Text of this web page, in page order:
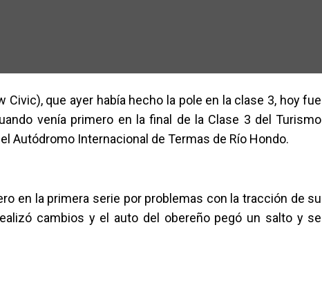
Civic), que ayer había hecho la pole en la clase 3, hoy fue
venía primero en la final de la Clase 3 del Turismo
Autódromo Internacional de Termas de Río Hondo.
en la primera serie por problemas con la tracción de su
cambios y el auto del obereño pegó un salto y se